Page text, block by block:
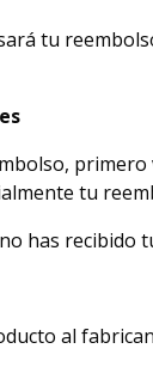
tu
tu
has recibido
al